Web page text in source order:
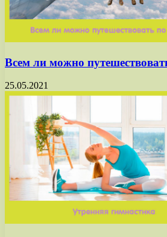
Всем ли можно
25.05.2021